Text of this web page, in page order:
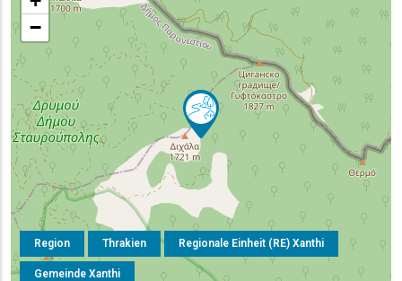
Region Thrakien Regionale Einheit (RE) Xanthi
Gemeinde Xanthi
−